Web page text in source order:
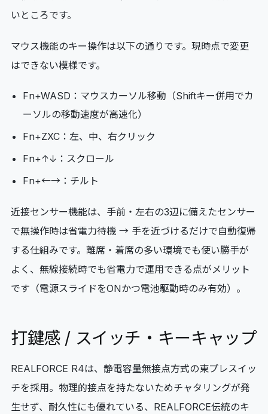
いところです。
マウス機能のキー操作は以下の通りです。現時点で変更
はできない模様です。
Fn+WASD：マウスカーソル移動（Shiftキー併用でカ
ーソルの移動速度が高速化）
Fn+ZXC：左、中、右クリック
Fn+↑↓：スクロール
Fn+←→：チルト
近接センサー機能は、手前・左右の3辺に備えたセンサー
で無操作時は省電力待機 → 手を近づけるだけで自動復帰
する仕組みです。離席・着席の多い環境でも使い勝手が
よく、無線接続時でも省電力で運用できる点がメリット
です（電源スライドをONかつ電池駆動時のみ有効）。
打鍵感 / スイッチ・キーキャップ
REALFORCE R4は、静電容量無接点方式の東プレスイッ
チを採用。物理的接点を持たないためチャタリングが発
生せず、耐久性にも優れている、REALFORCE伝統のキ